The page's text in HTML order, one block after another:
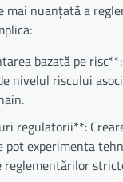
mai nuanțată a
bazată pe
nivelul riscului
regulatorii**:
pot experimenta
reglementărilor